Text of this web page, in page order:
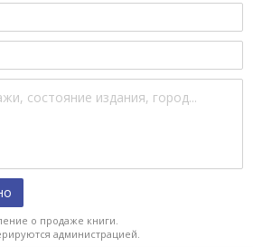
о продаже книги.
администрацией.